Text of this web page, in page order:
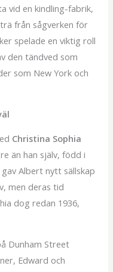
vid en kindling-fabrik,
från sågverken för
spelade en viktig roll
den tändved som
som New York och
Christina Sophia
än han själv, född i
Albert nytt sällskap
men deras tid
dog redan 1936,
Dunham Street
Edward och